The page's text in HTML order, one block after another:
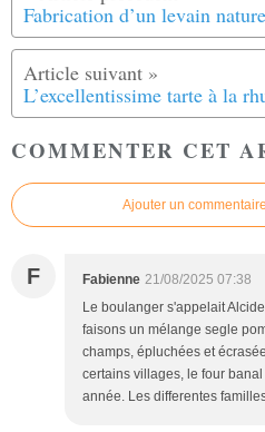
Fabrication d’un levain
L’excellentissime tarte à la
COMMENTER CET
Ajouter un commentaire
F Fabienne 21/08/2025 07:38
Le boulanger s'appelait
faisons un mélange segle
champs, épluchées et
certains villages, le four
année. Les differentes